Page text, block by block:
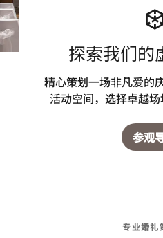
探索我们的
精心策划一场非凡爱的
活动空间，选择卓越场
参观
专业婚礼